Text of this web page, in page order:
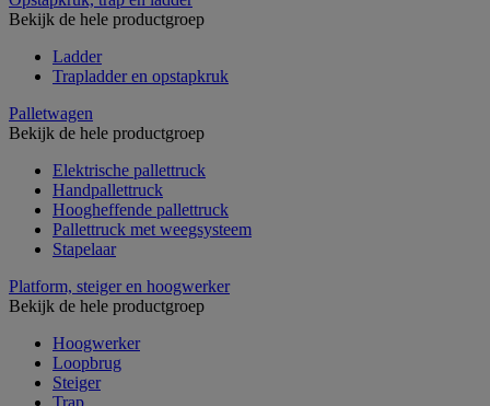
Bekijk de hele productgroep
Ladder
Trapladder en opstapkruk
Palletwagen
Bekijk de hele productgroep
Elektrische pallettruck
Handpallettruck
Hoogheffende pallettruck
Pallettruck met weegsysteem
Stapelaar
Platform, steiger en hoogwerker
Bekijk de hele productgroep
Hoogwerker
Loopbrug
Steiger
Trap